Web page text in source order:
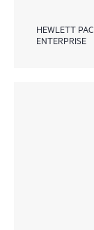
HEWLETT
ENTERPRISE